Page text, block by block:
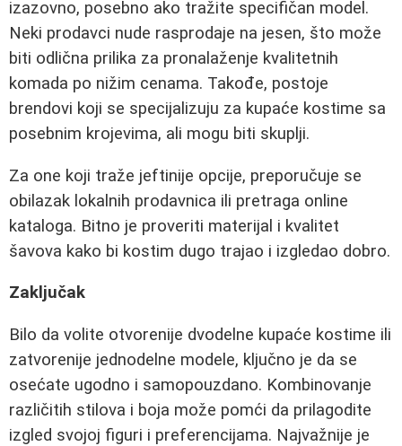
izazovno, posebno ako tražite specifičan model.
Neki prodavci nude rasprodaje na jesen, što može
biti odlična prilika za pronalaženje kvalitetnih
komada po nižim cenama. Takođe, postoje
brendovi koji se specijalizuju za kupaće kostime sa
posebnim krojevima, ali mogu biti skuplji.
Za one koji traže jeftinije opcije, preporučuje se
obilazak lokalnih prodavnica ili pretraga online
kataloga. Bitno je proveriti materijal i kvalitet
šavova kako bi kostim dugo trajao i izgledao dobro.
Zaključak
Bilo da volite otvorenije dvodelne kupaće kostime ili
zatvorenije jednodelne modele, ključno je da se
osećate ugodno i samopouzdano. Kombinovanje
različitih stilova i boja može pomći da prilagodite
izgled svojoj figuri i preferencijama. Najvažnije je